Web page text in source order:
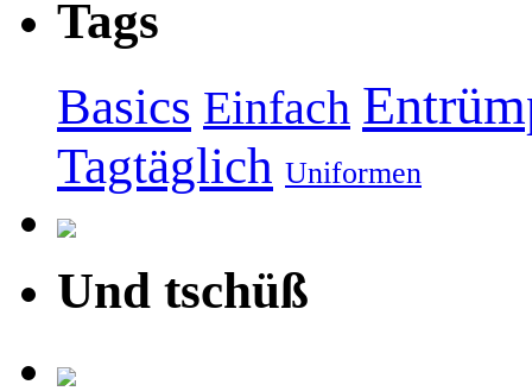
Tags
Basics Einfach
Tagtäglich Uniformen
Und tschüß